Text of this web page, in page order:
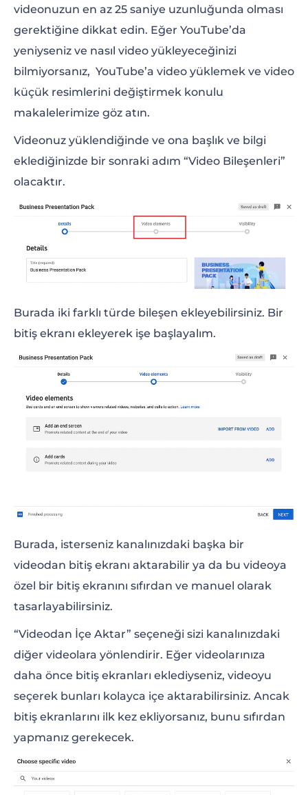
videonuzun en az 25 saniye uzunluğunda olması
gerektiğine dikkat edin. Eğer YouTube’da
yeniyseniz ve nasıl video yükleyeceğinizi
bilmiyorsanız, YouTube’a video yüklemek ve video
küçük resimlerini değiştirmek konulu
makalelerimize göz atın.
Videonuz yüklendiğinde ve ona başlık ve bilgi
eklediğinizde bir sonraki adım “Video Bileşenleri”
olacaktır.
Burada iki farklı türde bileşen ekleyebilirsiniz. Bir
bitiş ekranı ekleyerek işe başlayalım.
Burada, isterseniz kanalınızdaki başka bir
videodan bitiş ekranı aktarabilir ya da bu videoya
özel bir bitiş ekranını sıfırdan ve manuel olarak
tasarlayabilirsiniz.
“Videodan İçe Aktar” seçeneği sizi kanalınızdaki
diğer videolara yönlendirir. Eğer videolarınıza
daha önce bitiş ekranları eklediyseniz, videoyu
seçerek bunları kolayca içe aktarabilirsiniz. Ancak
bitiş ekranlarını ilk kez ekliyorsanız, bunu sıfırdan
yapmanız gerekecek.